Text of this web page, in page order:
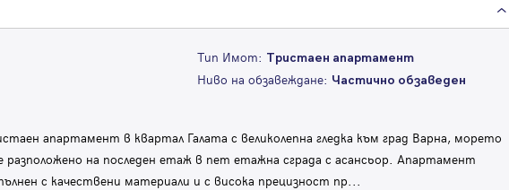
Тип Имот: Тристаен апартамент
Ниво на обзавеждане: Частично обзаведен
апартамент в квартал Галата с великолепна гледка към град Варна, морето
разположено на последен етаж в пет етажна сграда с асансьор. Апартамент
с качествени материали и с висока прецизност пр...